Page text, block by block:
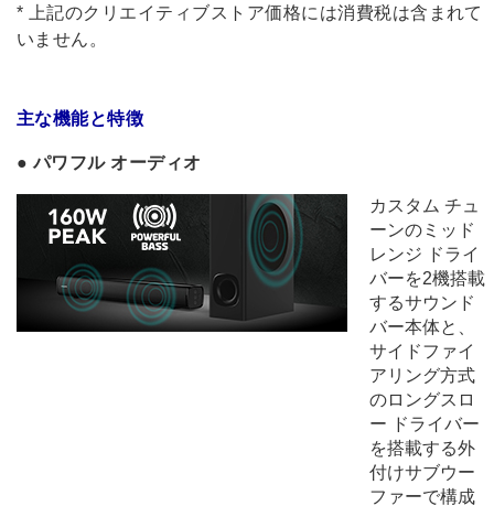
* 上記のクリエイティブストア価格には消費税は含まれて
いません。
主な機能と特徴
●パワフル オーディオ
カスタム チュ
ーンのミッド
レンジ ドライ
バーを2機搭載
するサウンド
バー本体と、
サイドファイ
アリング方式
のロングスロ
ー ドライバー
を搭載する外
付けサブウー
ファーで構成